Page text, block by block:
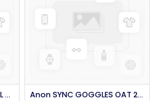
Anon SYNC GOGGLES PIXEL 2026 Anon SYNC GOGGLES OAT 2026